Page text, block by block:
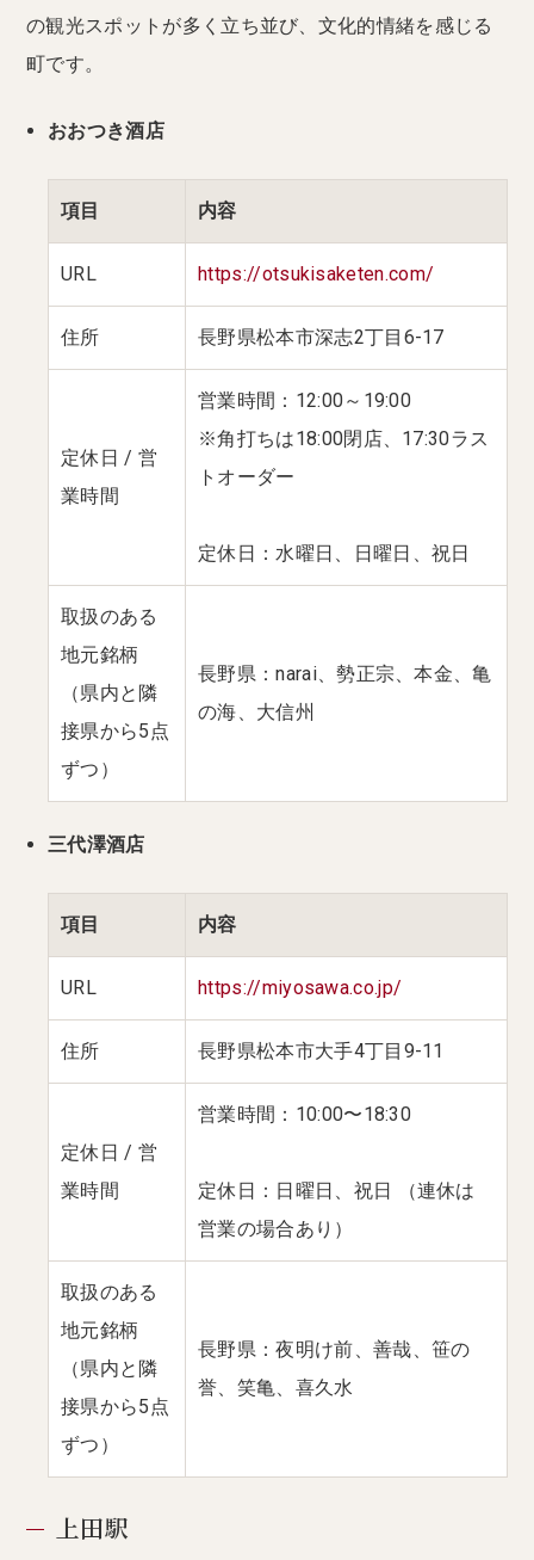
の観光スポットが多く立ち並び、文化的情緒を感じる
町です。
おおつき酒店
項目 内容
URL https://otsukisaketen.com/
住所 長野県松本市深志2丁目6-17
定休日 / 営
業時間
営業時間：12:00～19:00
※角打ちは18:00閉店、17:30ラス
トオーダー
定休日：水曜日、日曜日、祝日
取扱のある
地元銘柄
（県内と隣
接県から5点
ずつ）
長野県：narai、勢正宗、本金、亀
の海、大信州
三代澤酒店
項目 内容
URL https://miyosawa.co.jp/
住所 長野県松本市大手4丁目9-11
定休日 / 営
業時間
営業時間：10:00〜18:30
定休日：日曜日、祝日 （連休は
営業の場合あり）
取扱のある
地元銘柄
（県内と隣
接県から5点
ずつ）
長野県：夜明け前、善哉、笹の
誉、笑亀、喜久水
上田駅